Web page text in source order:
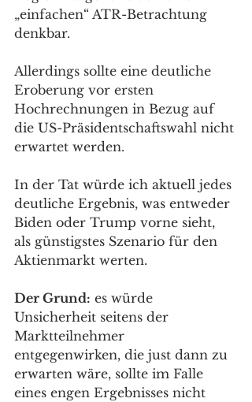
„einfachen“ ATR-Betrachtung
denkbar.
Allerdings sollte eine deutliche
Eroberung vor ersten
Hochrechnungen in Bezug auf
die US-Präsidentschaftswahl nicht
erwartet werden.
In der Tat würde ich aktuell jedes
deutliche Ergebnis, was entweder
Biden oder Trump vorne sieht,
als günstigstes Szenario für den
Aktienmarkt werten.
Der Grund: es würde
Unsicherheit seitens der
Marktteilnehmer
entgegenwirken, die just dann zu
erwarten wäre, sollte im Falle
eines engen Ergebnisses nicht